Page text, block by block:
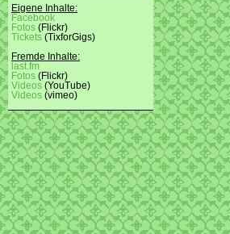
Eigene Inhalte:
Facebook
Fotos (Flickr)
Tickets (TixforGigs)
Fremde Inhalte:
last.fm
Fotos (Flickr)
Videos (YouTube)
Videos (vimeo)